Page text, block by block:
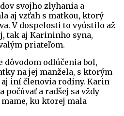
svojho zlyhania a
aj vzťah s matkou, ktorý
V dospelosti to vyústilo až
tak aj Karininho syna,
priateľom.
dôvodom odlúčenia bol,
na jej manžela, s ktorým
iní členovia rodiny. Karin
počúvať a radšej sa vždy
ku ktorej mala